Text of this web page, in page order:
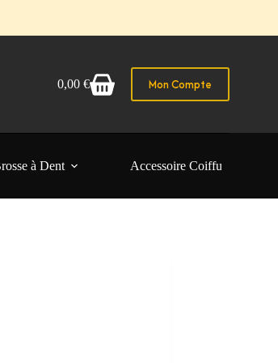
Panier
0,00 € Mon Compte
à Dent Accessoire Coiffure Femme